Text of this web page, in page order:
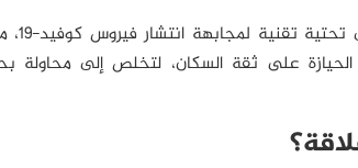
أخيرًا،
الحيازة على ثقة السكان، لتخلص إلى